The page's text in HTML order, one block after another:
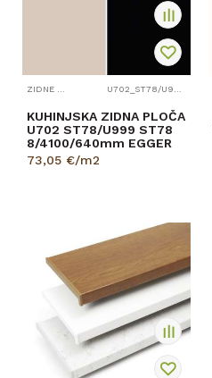
KUHINJSKA ZIDNA PLOČA
U702 ST78/U999 ST78
8/4100/640mm EGGER
73,05 €/m2